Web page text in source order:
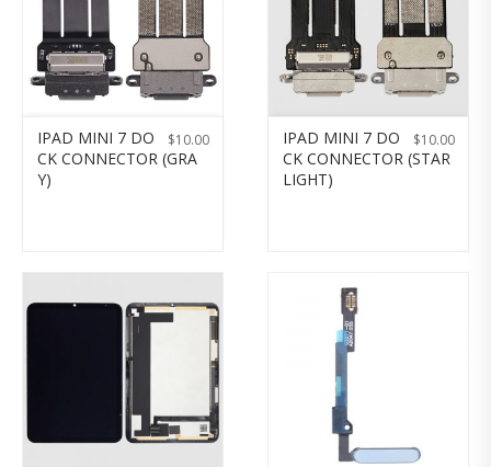
$10.00
IPAD MINI 7 DO
CK CONNECTOR (GRA
Y)
$10.00
IPAD MINI 7 DO
CK CONNECTOR (STAR
LIGHT)